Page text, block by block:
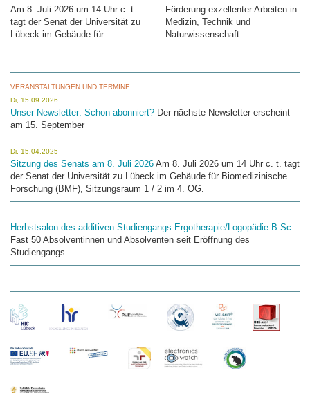
Am 8. Juli 2026 um 14 Uhr c. t.
tagt der Senat der Universität zu
Lübeck im Gebäude für...
Förderung exzellenter Arbeiten in
Medizin, Technik und
Naturwissenschaft
VERANSTALTUNGEN UND TERMINE
Di, 15.09.2026
Unser Newsletter: Schon abonniert? Der nächste Newsletter erscheint
am 15. September
Di, 15.04.2025
Sitzung des Senats am 8. Juli 2026 Am 8. Juli 2026 um 14 Uhr c. t. tagt
der Senat der Universität zu Lübeck im Gebäude für Biomedizinische
Forschung (BMF), Sitzungsraum 1 / 2 im 4. OG.
Herbstsalon des additiven Studiengangs Ergotherapie/Logopädie B.Sc.
Fast 50 Absolventinnen und Absolventen seit Eröffnung des
Studiengangs